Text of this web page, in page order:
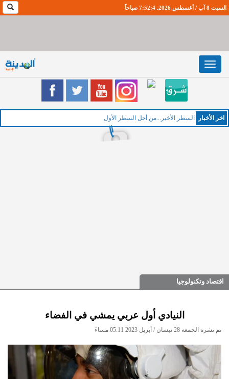
السبت 8 آب / أغسطس 2026. 7:52:4 صباحاً
Toggle
navigation
اخر اﻷخبار الخميس
اقتصاد وتكنولوجيا
النيادي أول عربي يمشي في الفضاء
تم نشره الجمعة 28 نيسان / أبريل 2023 05:11 مساءً